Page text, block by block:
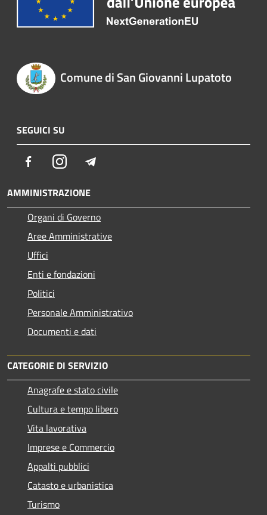
Comune di San Giovanni Lupatoto
SEGUICI SU
FacebookInstagram
AMMINISTRAZIONE
Organi di Governo
Aree Amministrative
Uffici
Enti e fondazioni
Politici
Personale Amministrativo
Documenti e dati
CATEGORIE DI SERVIZIO
Anagrafe e stato civile
Cultura e tempo libero
Vita lavorativa
Imprese e Commercio
Appalti pubblici
Catasto e urbanistica
Turismo